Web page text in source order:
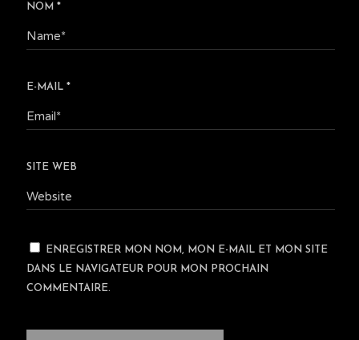
NOM *
E-MAIL *
SITE WEB
ENREGISTRER MON NOM, MON E-MAIL ET MON SITE
DANS LE NAVIGATEUR POUR MON PROCHAIN
COMMENTAIRE.